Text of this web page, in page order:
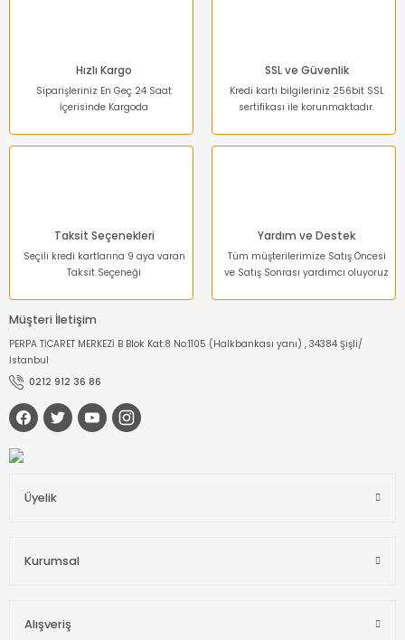
Hızlı Kargo
Siparişleriniz En Geç 24 Saat
İçerisinde Kargoda
SSL ve Güvenlik
Kredi kartı bilgileriniz 256bit SSL
sertifikası ile korunmaktadır.
Taksit Seçenekleri
Seçili kredi kartlarına 9 aya varan
Taksit Seçeneği
Yardım ve Destek
Tüm müşterilerimize Satış Öncesi
ve Satış Sonrası yardımcı oluyoruz
Müşteri İletişim
PERPA TİCARET MERKEZİ B Blok Kat:8 No:1105 (Halkbankası yanı) , 34384 Şişli/
İstanbul
0212 912 36 86
Üyelik
Kurumsal
Alışveriş